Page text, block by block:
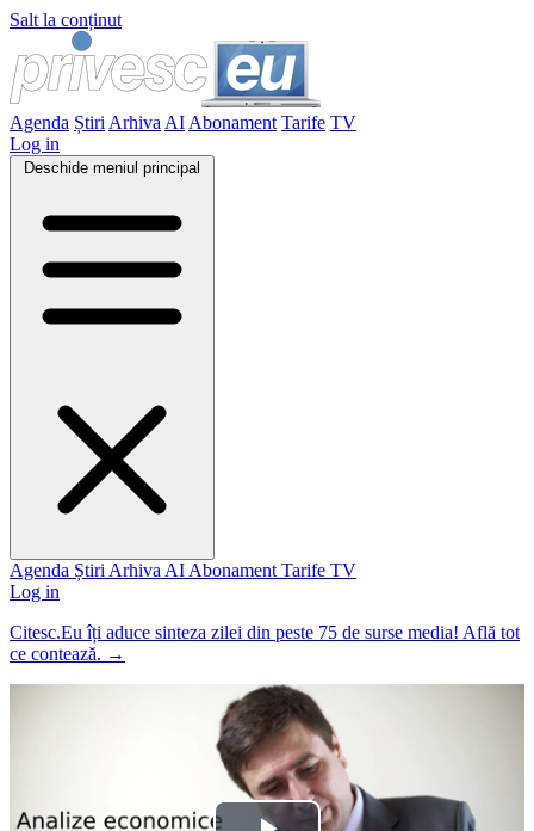
Salt la conținut
Agenda Știri Arhiva AI Abonament Tarife TV
Log in
Deschide meniul principal
Agenda Știri Arhiva AI Abonament Tarife TV
Log in
Citesc.Eu îți aduce sinteza zilei din peste 75 de surse media! Află tot
ce contează. →